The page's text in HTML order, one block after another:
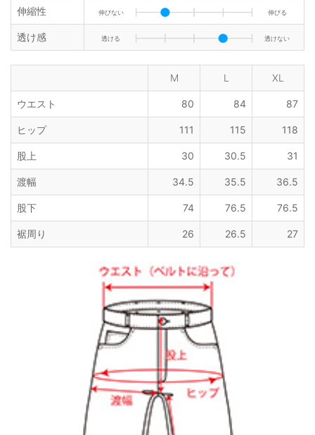
伸縮性 伸びない 伸びる
透け感 透ける 透けない
M L XL
ウエスト 80 84 87
ヒップ 111 115 118
股上 30 30.5 31
渡幅 34.5 35.5 36.5
股下 74 76.5 76.5
裾周り 26 26.5 27